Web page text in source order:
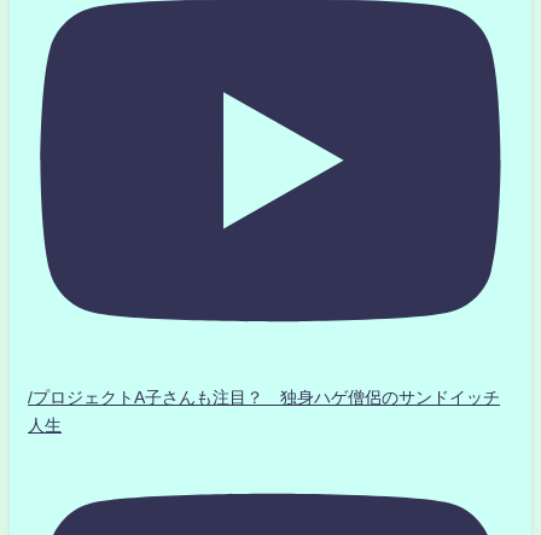
/プロジェクトA子さんも注目？ 独身ハゲ僧侶のサンドイッチ
人生